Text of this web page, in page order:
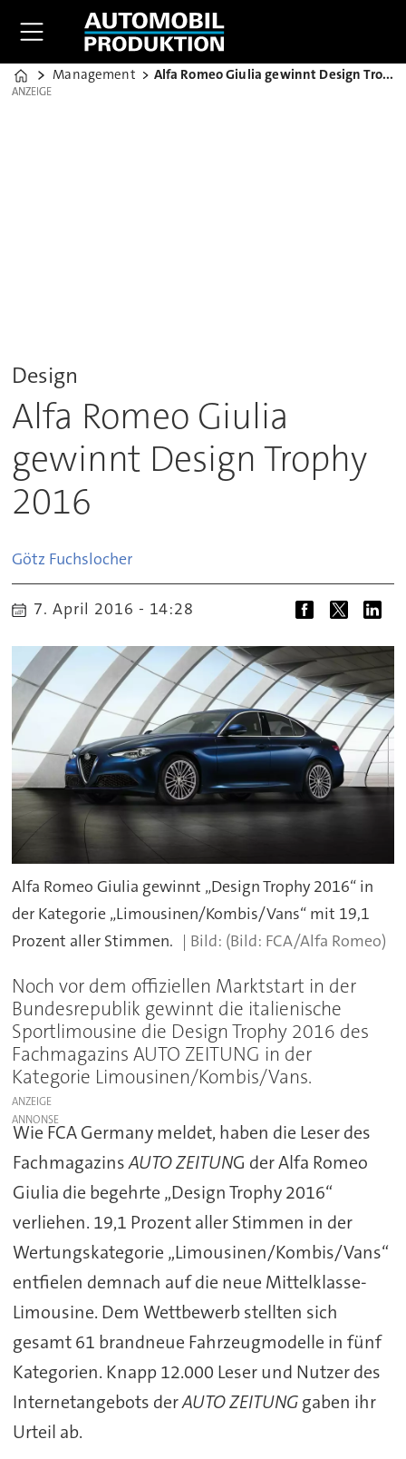
Home
Management Alfa Romeo Giulia gewinnt Design Trophy 2016
ANZEIGE
ANZEIGE
Design
Alfa Romeo Giulia
gewinnt Design Trophy
2016
Götz Fuchslocher
7. April 2016 - 14:28
Alfa Romeo Giulia gewinnt „Design Trophy 2016“ in
der Kategorie „Limousinen/Kombis/Vans“ mit 19,1
Prozent aller Stimmen.
(Bild: FCA/Alfa Romeo)
Noch vor dem offiziellen Marktstart in der
Bundesrepublik gewinnt die italienische
Sportlimousine die Design Trophy 2016 des
Fachmagazins AUTO ZEITUNG in der
Kategorie Limousinen/Kombis/Vans.
ANZEIGE
Wie FCA Germany meldet, haben die Leser des
FachmagazinsAUTO ZEITUNG der Alfa Romeo
Giulia die begehrte „Design Trophy 2016“
verliehen. 19,1 Prozent aller Stimmen in der
Wertungskategorie „Limousinen/Kombis/Vans“
entfielen demnach auf die neue Mittelklasse-
Limousine. Dem Wettbewerb stellten sich
gesamt 61 brandneue Fahrzeugmodelle in fünf
Kategorien. Knapp 12.000 Leser und Nutzer des
Internetangebots derAUTO ZEITUNGgaben ihr
Urteil ab.